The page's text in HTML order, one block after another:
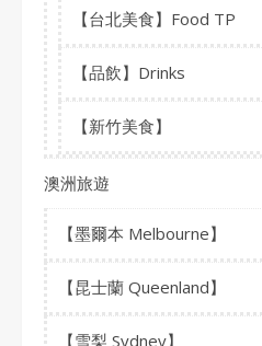
【台北美食】Food TP
【品飲】Drinks
【新竹美食】
澳洲旅遊
【墨爾本 Melbourne】
【昆士蘭 Queenland】
【雪梨 Sydney】